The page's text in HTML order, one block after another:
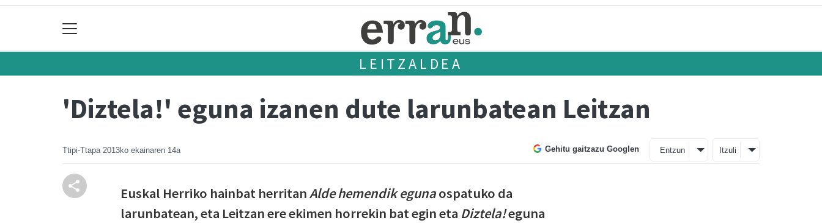
LEITZALDEA
'Diztela!' eguna izanen dute larunbatean Leitzan
Ttipi-Ttapa 2013ko ekainaren 14a Gehitu gaitzazu Googlen Entzun Itzuli
Euskal Herriko hainbat herritanAlde hemendik egunaospatuko da
larunbatean, eta Leitzan ere ekimen horrekin bat egin eta Diztela!eguna